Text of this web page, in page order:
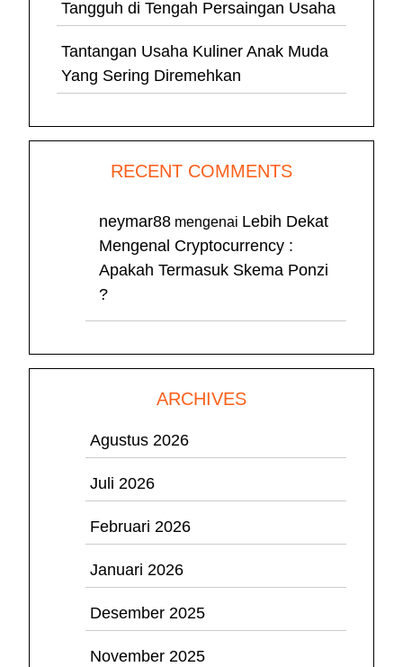
Tangguh di Tengah Persaingan Usaha
Tantangan Usaha Kuliner Anak Muda
Yang Sering Diremehkan
RECENT COMMENTS
neymar88 mengenai Lebih Dekat
Mengenal Cryptocurrency :
Apakah Termasuk Skema Ponzi
?
ARCHIVES
Agustus 2026
Juli 2026
Februari 2026
Januari 2026
Desember 2025
November 2025